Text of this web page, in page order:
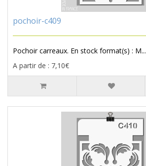
pochoir-c409
Pochoir carreaux. En stock format(s) : M...
A partir de : 7,10€